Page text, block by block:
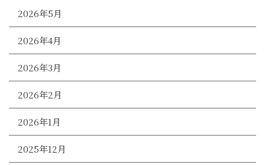
2026年5月
2026年4月
2026年3月
2026年2月
2026年1月
2025年12月